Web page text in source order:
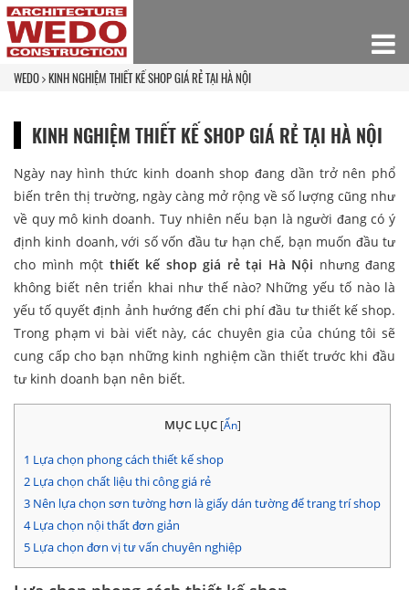
WEDO KINH NGHIỆM THIẾT KẾ SHOP GIÁ RẺ TẠI HÀ NỘI
KINH NGHIỆM THIẾT KẾ SHOP GIÁ RẺ TẠI HÀ NỘI
Ngày nay hình thức kinh doanh shop đang dần trở nên phổ
biến trên thị trường, ngày càng mở rộng về số lượng cũng như
về quy mô kinh doanh. Tuy nhiên nếu bạn là người đang có ý
định kinh doanh, với số vốn đầu tư hạn chế, bạn muốn đầu tư
cho mình một thiết kế shop giá rẻ tại Hà Nội nhưng đang
không biết nên triển khai như thế nào? Những yếu tố nào là
yếu tố quyết định ảnh hướng đến chi phí đầu tư thiết kế shop.
Trong phạm vi bài viết này, các chuyên gia của chúng tôi sẽ
cung cấp cho bạn những kinh nghiệm cần thiết trước khi đầu
tư kinh doanh bạn nên biết.
MỤC LỤC [Ẩn]
1 Lựa chọn phong cách thiết kế shop
2 Lựa chọn chất liệu thi công giá rẻ
3 Nên lựa chọn sơn tường hơn là giấy dán tường để trang trí shop
4Lựa chọn nội thất đơn giản
5 Lựa chọn đơn vị tư vấn chuyên nghiệp